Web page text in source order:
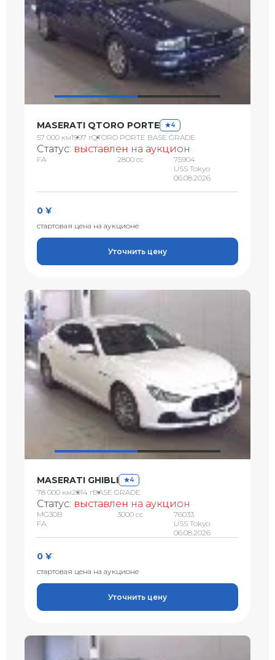
MASERATI QTORO PORTE 4
57 000 км1997 гQTORO PORTE BASE GRADE
Статус: выставлен на аукцион
FA 2800 сс
75904
USS Tokyo
06.08.2026
0 ¥
стартовая цена на аукционе
Уточнить цену
MASERATI GHIBLI 4
78 000 км2014 гBASE GRADE
Статус: выставлен на аукцион
MG30B
FA
3000 сс
76033
USS Tokyo
06.08.2026
0 ¥
стартовая цена на аукционе
Уточнить цену